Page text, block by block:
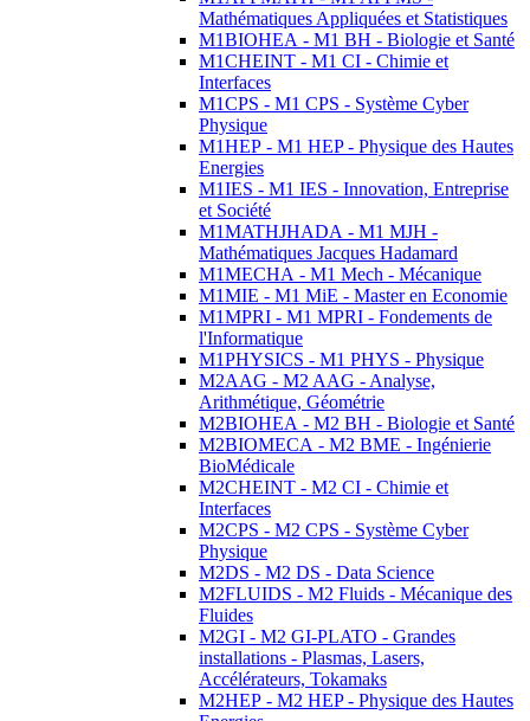
Mathématiques Appliquées et Statistiques
M1BIOHEA - M1 BH - Biologie et Santé
M1CHEINT - M1 CI - Chimie et
Interfaces
M1CPS - M1 CPS - Système Cyber
Physique
M1HEP - M1 HEP - Physique des Hautes
Energies
M1IES - M1 IES - Innovation, Entreprise
et Société
M1MATHJHADA - M1 MJH -
Mathématiques Jacques Hadamard
M1MECHA - M1 Mech - Mécanique
M1MIE - M1 MiE - Master en Economie
M1MPRI - M1 MPRI - Fondements de
l'Informatique
M1PHYSICS - M1 PHYS - Physique
M2AAG - M2 AAG - Analyse,
Arithmétique, Géométrie
M2BIOHEA - M2 BH - Biologie et Santé
M2BIOMECA - M2 BME - Ingénierie
BioMédicale
M2CHEINT - M2 CI - Chimie et
Interfaces
M2CPS - M2 CPS - Système Cyber
Physique
M2DS - M2 DS - Data Science
M2FLUIDS - M2 Fluids - Mécanique des
Fluides
M2GI - M2 GI-PLATO - Grandes
installations - Plasmas, Lasers,
Accélérateurs, Tokamaks
M2HEP - M2 HEP - Physique des Hautes